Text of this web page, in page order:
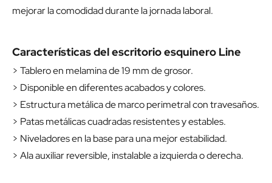
mejorar la comodidad durante la jornada laboral.
Características del escritorio esquinero Line
> Tablero en melamina de 19 mm de grosor.
> Disponible en diferentes acabados y colores.
> Estructura metálica de marco perimetral con travesaños.
> Patas metálicas cuadradas resistentes y estables.
> Niveladores en la base para una mejor estabilidad.
> Ala auxiliar reversible, instalable a izquierda o derecha.